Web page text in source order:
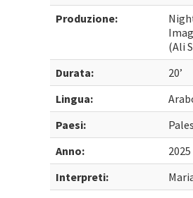
Produzione:
(Ali
Durata:
20’
Lingua:
Paesi:
Anno:
2025
Interpreti: